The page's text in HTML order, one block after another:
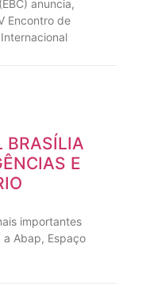
anuncia,
Encontro de
BRASÍLIA
E
importantes
Abap, Espaço